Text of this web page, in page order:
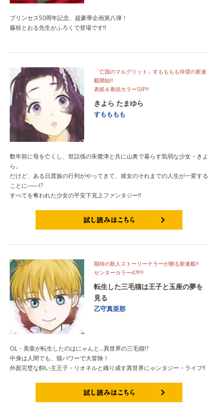
プリンセス50周年記念、超豪華企画第八弾！
藤枝とおる先生がふろくで登場です!!
「亡国のマルグリット」すもももも待望の新連
載開始!!
表紙＆巻頭カラー53P!!
きよら たまゆら
すもももも
数年前に母を亡くし、世話係の朱鷺津と共に山奥で暮らす気弱な少女・きよ
ら。
だけど、ある日貴族の行列がやってきて、彼女のそれまでの人生が一変する
ことに――!?
すべてを奪われた少女の平安下克上ファンタジー!!
期待の新人ストーリーテラーが贈る新連載!!
センターカラー47P!!
転生した三毛猫は王子と玉座の夢を
見る
乙守真亜那
OL・美亜が転生したのはにゃんと…異世界の三毛猫!?
中身は人間でも、猫パワーで大冒険！
外面完璧な飼い主王子・リオネルと織り成す異世界にゃンタジー・ライフ!!